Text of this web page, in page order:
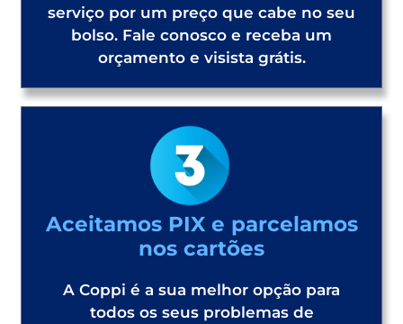
serviço por um preço que cabe no seu
bolso. Fale conosco e receba um
orçamento e visista grátis.
Aceitamos PIX e parcelamos
nos cartões
A Coppi é a sua melhor opção para
todos os seus problemas de